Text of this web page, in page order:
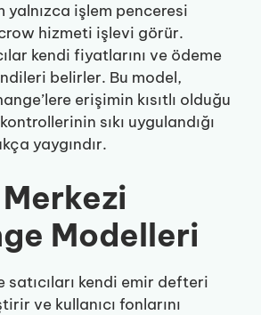
işlem penceresi
hizmeti işlevi görür.
kendi fiyatlarını ve ödeme
belirler. Bu model,
erişimin kısıtlı olduğu
sıkı uygulandığı
yaygındır.
Modelleri
satıcıları kendi emir defteri
ve kullanıcı fonlarını